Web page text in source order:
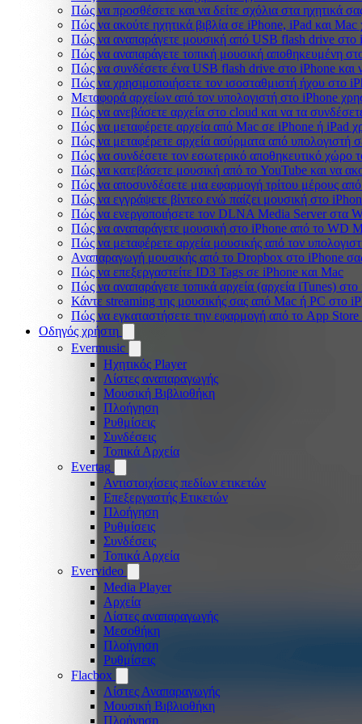
Πώς να προσθέσετε και να δείτε σχόλια στα ηχητικά
Πώς να ακούτε ηχητικά βιβλία σε iPhone, iPad και
Πώς να αναπαράγετε μουσική από USB flash drive στο
Πώς να αναπαράγετε τοπική μουσική αποθηκευμένη
Πώς να συνδέσετε ένα USB flash drive στο iPhone και
Πώς να χρησιμοποιήσετε τον ισοσταθμιστή ήχου στο
Μεταφορά αρχείων από τον υπολογιστή στο iPhone
Πώς να ανεβάσετε αρχεία στο cloud και να τα
Πώς να μεταφέρετε αρχεία από Mac σε iPhone ή iPad
Πώς να μεταφέρετε αρχεία ασύρματα από υπολογιστή
Πώς να συνδέσετε τον εσωτερικό αποθηκευτικό
Πώς να κατεβάσετε μουσική από το YouTube και να
Πώς να αποσυνδέσετε μια εφαρμογή τρίτου μέρους
Πώς να εγγράψετε βίντεο ενώ παίζει μουσική στο
Πώς να ενεργοποιήσετε τον DLNA Media Server στα
Πώς να αναπαράγετε μουσική στο iPhone από το WD
Πώς να μεταφέρετε αρχεία μουσικής από τον
Αναπαραγωγή μουσικής από το Dropbox στο iPhone
Πώς να επεξεργαστείτε ID3 Tags σε iPhone και Mac
Πώς να αναπαράγετε τοπικά αρχεία (αρχεία iTunes)
Κάντε streaming της μουσικής σας από Mac ή PC στο
Πώς να εγκαταστήσετε την εφαρμογή από το App Store
Οδηγός χρήστη
Evermusic
Ηχητικός Player
Λίστες αναπαραγωγής
Μουσική Βιβλιοθήκη
Πλοήγηση
Ρυθμίσεις
Συνδέσεις
Τοπικά Αρχεία
Evertag
Αντιστοιχίσεις πεδίων ετικετών
Επεξεργαστής Ετικετών
Πλοήγηση
Ρυθμίσεις
Συνδέσεις
Τοπικά Αρχεία
Evervideo
Media Player
Αρχεία
Λίστες αναπαραγωγής
Μεσοθήκη
Πλοήγηση
Ρυθμίσεις
Flacbox
Λίστες Αναπαραγωγής
Μουσική Βιβλιοθήκη
Πλοήγηση